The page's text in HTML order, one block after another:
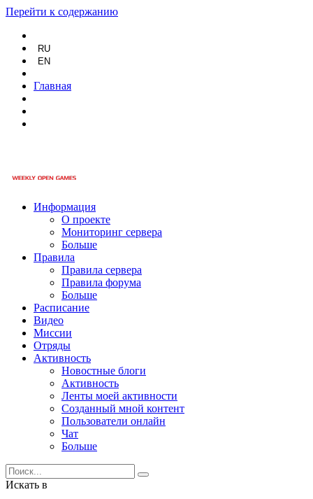
Перейти к содержанию
RU
EN
Главная
Информация
О проекте
Мониторинг сервера
Больше
Правила
Правила сервера
Правила форума
Больше
Расписание
Видео
Миссии
Отряды
Активность
Новостные блоги
Активность
Ленты моей активности
Созданный мной контент
Пользователи онлайн
Чат
Больше
Искать в